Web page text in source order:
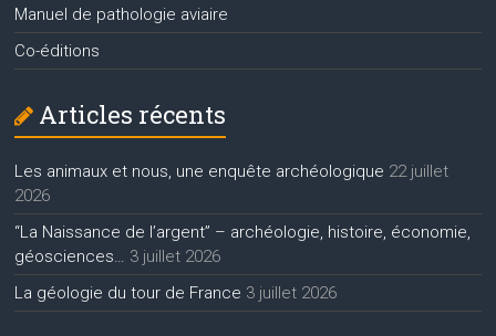
Manuel de pathologie aviaire
Co-éditions
Articles récents
Les animaux et nous, une enquête archéologique 22 juillet
2026
“La Naissance de l’argent” – archéologie, histoire, économie,
géosciences… 3 juillet 2026
La géologie du tour de France 3 juillet 2026